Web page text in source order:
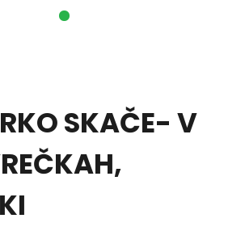
SKAČE- V